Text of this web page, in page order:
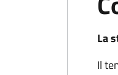
La
Il